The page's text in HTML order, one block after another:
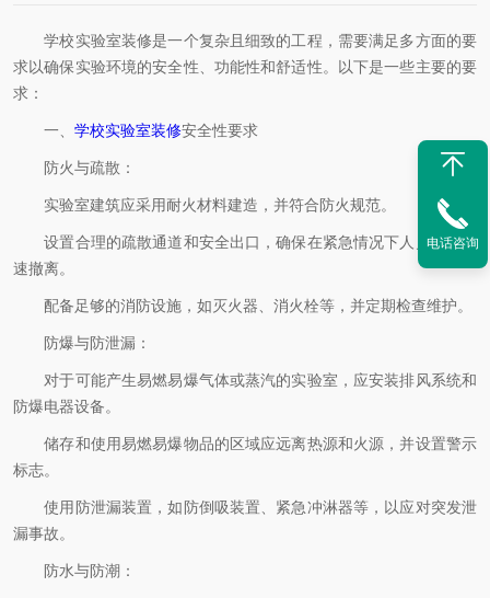
学校实验室装修是一个复杂且细致的工程，需要满足多方面的要
求以确保实验环境的安全性、功能性和舒适性。以下是一些主要的要
求：
一、 学校实验室装修安全性要求
防火与疏散：
实验室建筑应采用耐火材料建造，并符合防火规范。
设置合理的疏散通道和安全出口，确保在紧急情况下人员能够迅
速撤离。
配备足够的消防设施，如灭火器、消火栓等，并定期检查维护。
防爆与防泄漏：
对于可能产生易燃易爆气体或蒸汽的实验室，应安装排风系统和
防爆电器设备。
储存和使用易燃易爆物品的区域应远离热源和火源，并设置警示
标志。
使用防泄漏装置，如防倒吸装置、紧急冲淋器等，以应对突发泄
漏事故。
防水与防潮：
电话咨询